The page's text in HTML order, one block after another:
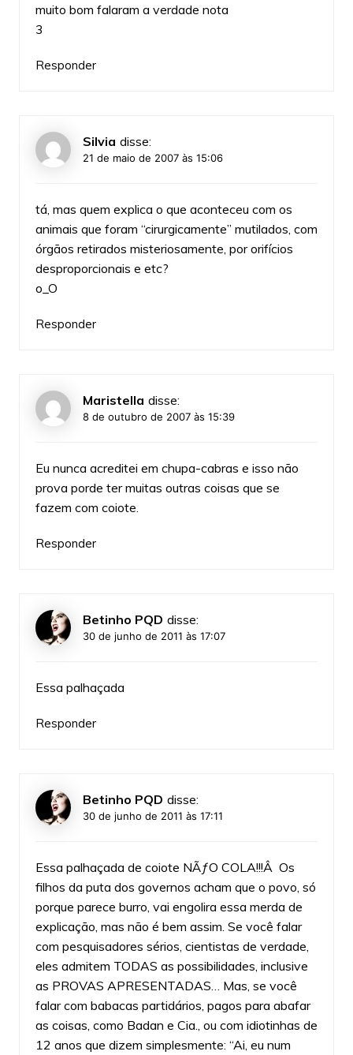
muito bom falaram a verdade nota
3
Responder
Silvia disse:
21 de maio de 2007 às 15:06
tá, mas quem explica o que aconteceu com os
animais que foram “cirurgicamente” mutilados, com
órgãos retirados misteriosamente, por orifícios
desproporcionais e etc?
o_O
Responder
Maristella disse:
8 de outubro de 2007 às 15:39
Eu nunca acreditei em chupa-cabras e isso não
prova porde ter muitas outras coisas que se
fazem com coiote.
Responder
Betinho PQD disse:
30 de junho de 2011 às 17:07
Essa palhaçada
Responder
Betinho PQD disse:
30 de junho de 2011 às 17:11
Essa palhaçada de coiote NÃƒO COLA!!!Â Os
filhos da puta dos governos acham que o povo, só
porque parece burro, vai engolira essa merda de
explicação, mas não é bem assim. Se você falar
com pesquisadores sérios, cientistas de verdade,
eles admitem TODAS as possibilidades, inclusive
as PROVAS APRESENTADAS… Mas, se você
falar com babacas partidários, pagos para abafar
as coisas, como Badan e Cia., ou com idiotinhas de
12 anos que dizem simplesmente: “Ai, eu num